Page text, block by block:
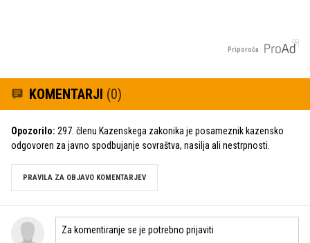
Priporoča
KOMENTARJI (0)
Opozorilo: 297. členu Kazenskega zakonika je posameznik kazensko
odgovoren za javno spodbujanje sovraštva, nasilja ali nestrpnosti.
PRAVILA ZA OBJAVO KOMENTARJEV